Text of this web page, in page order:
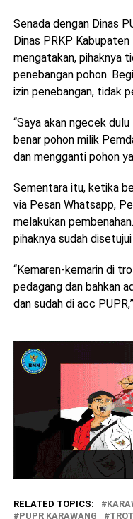
Senada dengan Dinas
Dinas PRKP Kabupaten
mengatakan, pihaknya
penebangan pohon.
izin penebangan, tidak
“Saya akan ngecek
benar pohon milik
dan mengganti pohon
Sementara itu, ketika
via Pesan Whatsapp,
melakukan
pihaknya sudah
“Kemaren-kemarin di
pedagang dan bahkan
dan sudah di acc
RELATED TOPICS:
PUPR KARAWANG